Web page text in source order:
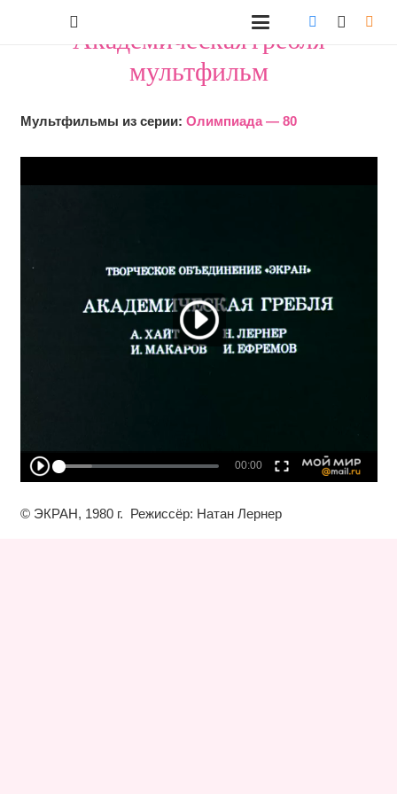
"Академическая гребля"
мультфильм
Мультфильмы из серии: Олимпиада — 80
© ЭКРАН, 1980 г. Режиссёр: Натан Лернер